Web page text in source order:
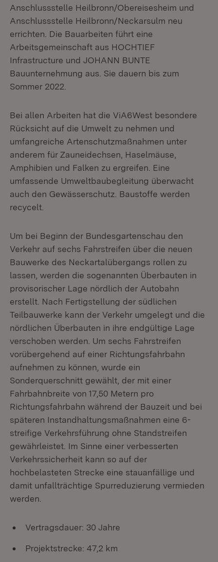
Anschlussstelle Heilbronn/Obereisesheim und
Anschlussstelle Heilbronn/Neckarsulm neu
errichten. Die Bauarbeiten führt eine
Arbeitsgemeinschaft aus HOCHTIEF
Infrastructure und JOHANN BUNTE
Bauunternehmung aus. Sie dauern bis zum
Sommer 2022.
Bei allen Arbeiten hat die ViA6West besondere
Rücksicht auf die Umwelt zu nehmen und
umfangreiche Artenschutzmaßnahmen unter
anderem für Zauneidechsen, Haselmäuse,
Amphibien und Falken zu ergreifen. Eine
umfassende Umweltbaubegleitung überwacht
auch den Gewässerschutz. Baustoffe werden
recycelt.
Um bei Beginn der Bundesgartenschau den
Verkehr auf sechs Fahrstreifen über die neuen
Bauwerke des Neckartalübergangs rollen zu
lassen, werden die sogenannten Überbauten in
provisorischer Lage nördlich der Autobahn
erstellt. Nach Fertigstellung der südlichen
Teilbauwerke kann der Verkehr umgelegt und die
nördlichen Überbauten in ihre endgültige Lage
verschoben werden. Um sechs Fahrstreifen
vorübergehend auf einer Richtungsfahrbahn
aufnehmen zu können, wurde ein
Sonderquerschnitt gewählt, der mit einer
Fahrbahnbreite von 17,50 Metern pro
Richtungsfahrbahn während der Bauzeit und bei
späteren Instandhaltungsmaßnahmen eine 6-
streifige Verkehrsführung ohne Standstreifen
gewährleistet. Im Sinne einer verbesserten
Verkehrssicherheit kann so auf der
hochbelasteten Strecke eine stauanfällige und
damit unfallträchtige Spurreduzierung vermieden
werden.
Vertragsdauer: 30 Jahre
Projektstrecke: 47,2 km